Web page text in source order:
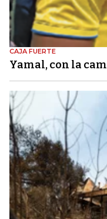
CAJA FUERTE
Yamal, con la